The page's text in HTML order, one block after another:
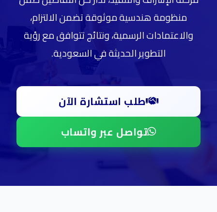
منظومة هندسية موثوقة تضمن الالتزام،
والاعتمادات الرسمية، ونتائج تتوافق مع رؤية
التطوير الحديثة في السعودية.
طلب استشارة الآن
تواصل عبر واتساب